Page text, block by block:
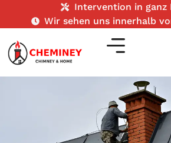
Intervention in ganz
Wir sehen uns innerhalb